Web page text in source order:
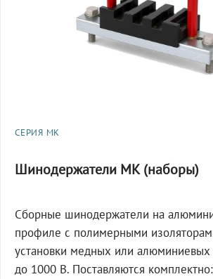
СЕРИЯ МК
Шинодержатели МК (наборы)
Сборные шинодержатели на
профиле с полимерными
установки медных или
до 1000 В. Поставляются